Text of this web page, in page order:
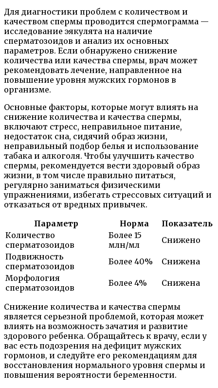
Для диагностики проблем с количеством и
качеством спермы проводится спермограмма —
исследование эякулята на наличие
сперматозоидов и анализ их основных
параметров. Если обнаружено снижение
количества или качества спермы, врач может
рекомендовать лечение, направленное на
повышение уровня мужских гормонов в
организме.
Основные факторы, которые могут влиять на
снижение количества и качества спермы,
включают стресс, неправильное питание,
недостаток сна, сидячий образ жизни,
неправильный подбор белья и использование
табака и алкоголя. Чтобы улучшить качество
спермы, рекомендуется вести здоровый образ
жизни, в том числе правильно питаться,
регулярно заниматься физическими
упражнениями, избегать стрессовых ситуаций и
отказаться от вредных привычек.
Параметр
Норма
Показатель
Количество
сперматозоидов
Более 15
млн/мл
Снижено
Подвижность
сперматозоидов
Более 40%
Снижена
Морфология
сперматозоидов
Более 4% Снижена
Снижение количества и качества спермы
является серьезной проблемой, которая может
влиять на возможность зачатия и развитие
здорового ребенка. Обращайтесь к врачу, если у
вас есть подозрения на дефицит мужских
гормонов, и следуйте его рекомендациям для
восстановления нормального уровня спермы и
повышения вероятности беременности.